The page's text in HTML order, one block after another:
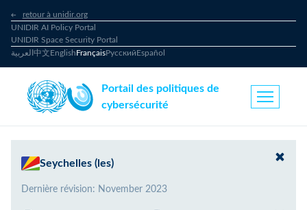
retour à unidir.org
UNIDIR AI Policy Portal
UNIDIR Space Security Portal
العربية 中文EnglishFrançaisРусскийEspañol
Portail des politiques de
cybersécurité
Seychelles (les)
Dernière révision: November 2023